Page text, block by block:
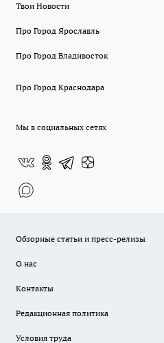
Твои Новости
Про Город Ярославль
Про Город Владивосток
Про Город Краснодара
Мы в социальных сетях
Обзорные статьи и пресс-релизы
О нас
Контакты
Редакционная политика
Условия труда